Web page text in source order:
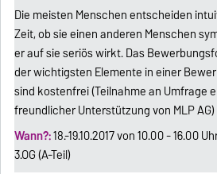
Die meisten Menschen entscheiden
Zeit, ob sie einen anderen Menschen
er auf sie seriös wirkt. Das
der wichtigsten Elemente in einer
sind kostenfrei (Teilnahme an Umfrage
freundlicher Unterstützung von MLP AG)
Wann?:18.-19.10.2017 von 10.00 - 16.00
3.OG (A-Teil)